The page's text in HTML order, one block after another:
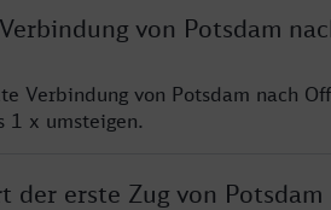
von Potsdam
Verbindung von Potsdam nach
1 x umsteigen.
der erste Zug von Potsdam